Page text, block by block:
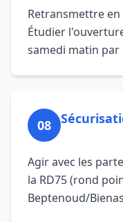
Retransmettre
Étudier
samedi matin par
08
Agir avec les
la RD75 (rond
Beptenoud/